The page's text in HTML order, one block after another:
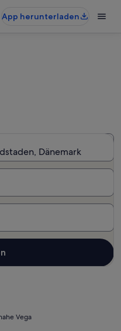
App herunterladen
Dänemark
Vega